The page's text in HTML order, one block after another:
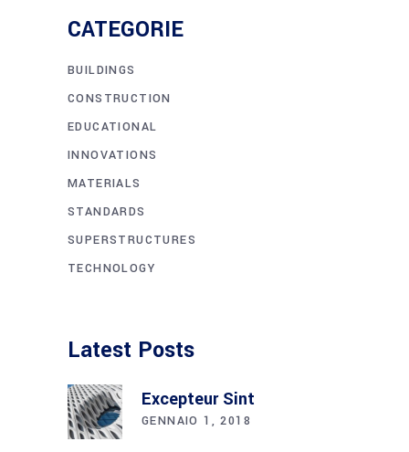
CATEGORIE
BUILDINGS
CONSTRUCTION
EDUCATIONAL
INNOVATIONS
MATERIALS
STANDARDS
SUPERSTRUCTURES
TECHNOLOGY
Latest Posts
Excepteur Sint
GENNAIO 1, 2018